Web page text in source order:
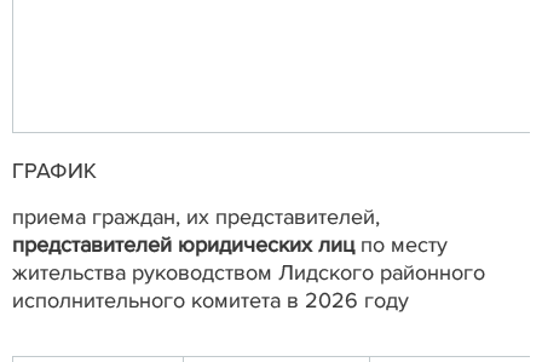
ГРАФИК
приема граждан, их представителей,
представителей юридических лиц по месту
жительства руководством Лидского районного
исполнительного комитета в 2026 году